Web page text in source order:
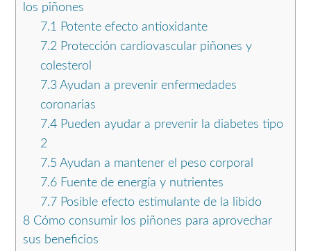
los piñones
7.1 Potente efecto antioxidante
7.2Protección cardiovascular piñones y
colesterol
7.3Ayudan a prevenir enfermedades
coronarias
7.4Pueden ayudar a prevenir la diabetes tipo
2
7.5 Ayudan a mantener el peso corporal
7.6Fuente de energía y nutrientes
7.7Posible efecto estimulante de la libido
8 Cómo consumir los piñones para aprovechar
sus beneficios